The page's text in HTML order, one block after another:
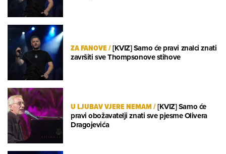
ZA FANOVE/[KVIZ] Samo će pravi znalci znati
završiti sve Thompsonove stihove
U LJUBAV VJERE NEMAM/[KVIZ] Samo će
pravi obožavatelji znati sve pjesme Olivera
Dragojevića